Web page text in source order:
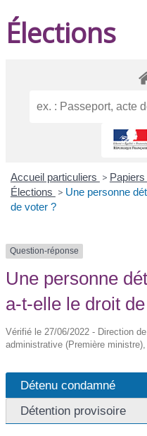
Élections
Accueil particuliers >
Élections > Une personne
de voter ?
Question-réponse
Une personne
a-t-elle le droit
Vérifié le 27/06/2022 - Direction
administrative (Première
Détenu condamné
Détention provisoire